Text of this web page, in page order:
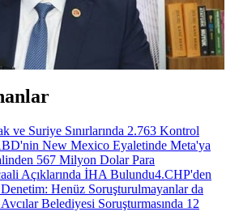
ve Suriye Sınırlarında 2.763 Kontrol
New Mexico Eyaletinde Meta'ya
567 Milyon Dolar Para
Açıklarında İHA Bulundu4.CHP'den
Henüz Soruşturulmayanlar da
Belediyesi Soruşturmasında 12